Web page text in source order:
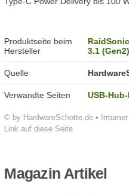
© by HardwareSchotte.de •
Link auf diese Seite
Produktseite beim
Hersteller
3.1
Quelle
Verwandte Seiten USB-
Magazin Artikel